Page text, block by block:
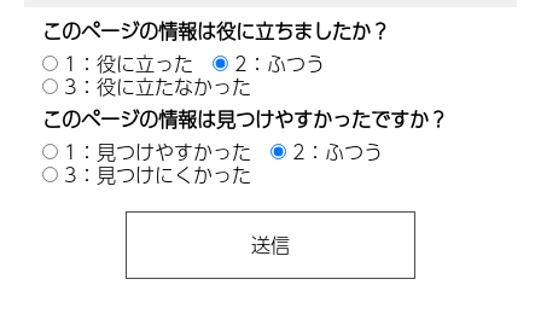
このページの情報は役に立ちましたか？
1：役に立った
2：ふつう
3：役に立たなかった
このページの情報は見つけやすかったですか？
1：見つけやすかった
2：ふつう
3：見つけにくかった